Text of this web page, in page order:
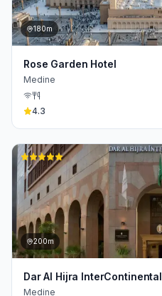
180m
Rose Garden Hotel
Medine
4.3
200m
Dar Al Hijra InterContinental
Medine